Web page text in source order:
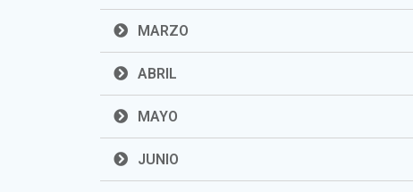
MARZO
ABRIL
MAYO
JUNIO